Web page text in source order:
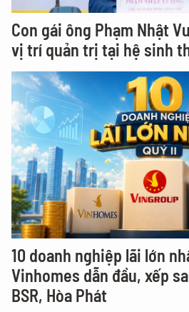
Con gái ông Phạm Nhật
vị trí quản trị tại hệ sinh
10 doanh nghiệp lãi lớn
Vinhomes dẫn đầu, xếp
BSR, Hòa Phát